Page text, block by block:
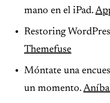
mano en el iPad.
Restoring
Themefuse
Móntate una
un momento.